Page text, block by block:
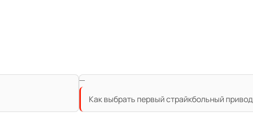
Как выбрать первый страйкбольный привод